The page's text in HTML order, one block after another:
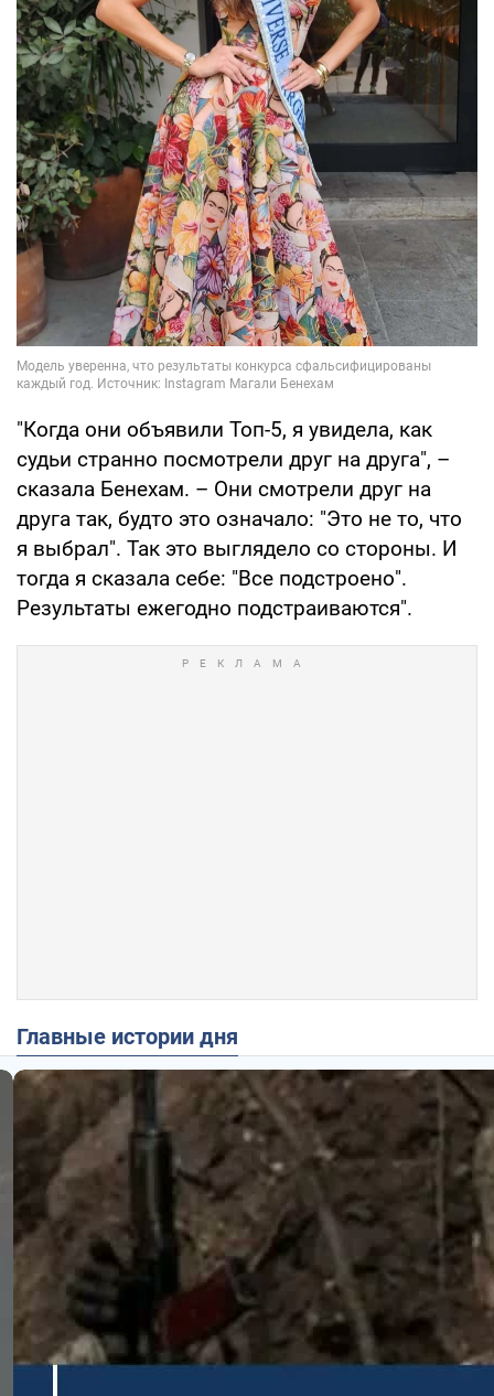
"Когда они объявили Топ-5, я увидела, как
судьи странно посмотрели друг на друга", –
сказала Бенехам. – Они смотрели друг на
друга так, будто это означало: "Это не то, что
я выбрал". Так это выглядело со стороны. И
тогда я сказала себе: "Все подстроено".
Результаты ежегодно подстраиваются".
Главные истории дня